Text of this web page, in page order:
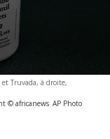
Truvada, à droite,
© africanews AP Photo